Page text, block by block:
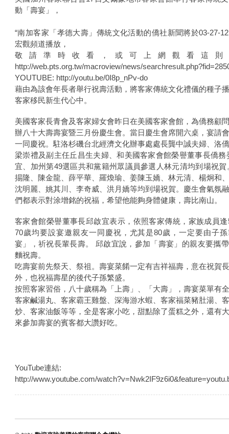
動「壽宴」，
“南加客家「孝德大壽」傳統文化活動的僑社新聞將於03-27-
宏觀頻道播放，
敬請準時收看，或可上網觀看這
http://web.pts.org.tw/macroview/news/
YOUTUBE: http://youtu.be/0I8p_nPv-do
藉由為該會年長者舉行祝壽活動，將客家傳統文化禮儀的種子
客家移民新生代心中。
美國客家長青會及客家婦女會昨日在美國客家會館，為僑務顧
辦八十大壽壽宴暨三月份慶生會。當日慶生會席開六桌，宴請
一同慶祝。駐洛杉磯台北經濟文化辦事處處長龔中誠夫婦、洛
梁崇禮及副主任丘昌生夫婦、和美國客家會館榮譽董事長僑
宜、加州第49選區共和黨籍州眾議員參選人林元清均到場祝賀
掦隆、陳金龍、薛平華、羅煥瑜、姜陳玉嬌、林元清、楊炯和
沈明麗、姚其川、李奇威、洪月嬌等均到場祝賀。慶生會氣氛
們都表示對涂增銘的祝福，希望他能夠身體健康，壽比南山。
客家會館榮譽董事長邱啟宜表示，依照客家傳統，家族成員
70歲均要設宴邀親友一同慶祝，尤其是80歲，一定要由子
宴」，祈祝長輩長壽。 邱啟宜說，參加「壽宴」的親友要攜
麵祝壽。
吃壽宴前先祭天、祭祖。壽宴菜餚一定有吉祥福壽，意在祝賀
外，也祝福壽星的後代子孫繁盛。
按照客家習俗，八十歲稱為「上壽」、「大壽」，壽宴菜單有
客家鹹湯丸、客家霸王雞盤、深海游水蝦、客家福菜豬肚湯、
炒、客家油飯等等，全是客家小吃，­甜點除了蛋糕之外，還有
來參加壽宴的賓客都大讚好吃。
YouTube連結:
http://www.youtube.com/